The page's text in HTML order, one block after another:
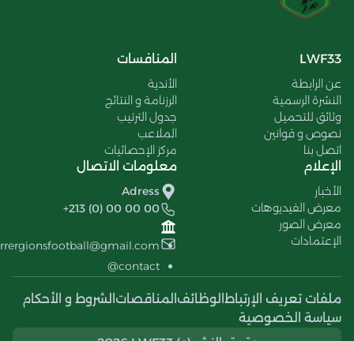
LWF33
عن الرابطة
النشرة الرسمية
وثائق للتحميل
نصوص و قوانين
اتصل بنا
المنافسات
الأندية
الرزنامة و النتائج
جدول الترتيب
الملاعب
مركز الإحصائيات
الإعلام
الأخبار
معرض الفيديوهات
معرض الصور
الإعتمادات
معلومات الاتصال
Adress
+213 (0) 00 00 00
contact@
ملفات تعريف الإرتباط الوظائف المناقصات الشروط و الأحكام
سياسة الخصوصية